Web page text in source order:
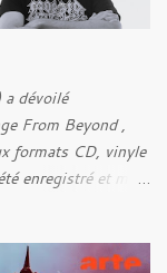
dévoilé
From Beyond ,
formats CD, vinyle
enregistré et mixé
Beyond 06. The